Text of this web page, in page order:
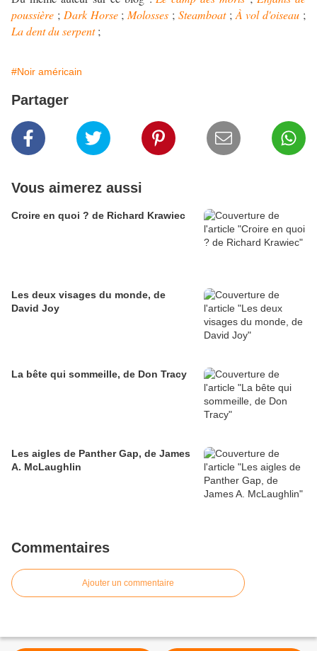
poussière ; Dark Horse; Molosses ; Steamboat; À vol d'oiseau ;
La dent du serpent;
#Noir américain
Partager
Vous aimerez aussi
Croire en quoi ? de Richard Krawiec
Les deux visages du monde, de
David Joy
La bête qui sommeille, de Don Tracy
Les aigles de Panther Gap, de James
A. McLaughlin
Commentaires
Ajouter un commentaire